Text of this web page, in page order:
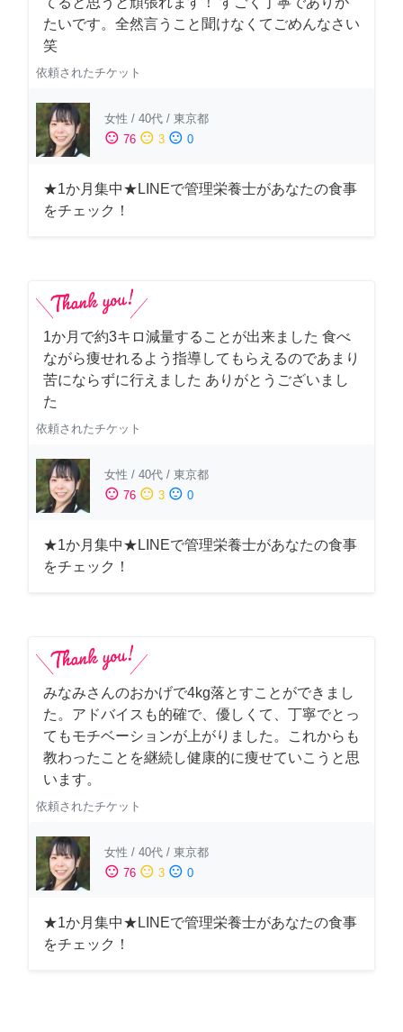
たいです。全然言うこと聞けなくてごめんなさい
笑
依頼されたチケット
女性 / 40代 / 東京都
sentiment_satisfied 76 sentiment_neutral 3 sentiment_dissatisfied 0
★1か月集中★LINEで管理栄養士があなたの食事
をチェック！
1か月で約3キロ減量することが出来ました 食べ
ながら痩せれるよう指導してもらえるのであまり
苦にならずに行えました ありがとうございまし
た
依頼されたチケット
女性 / 40代 / 東京都
sentiment_satisfied 76 sentiment_neutral 3 sentiment_dissatisfied 0
★1か月集中★LINEで管理栄養士があなたの食事
をチェック！
みなみさんのおかげで4kg落とすことができまし
た。アドバイスも的確で、優しくて、丁寧でとっ
てもモチベーションが上がりました。これからも
教わったことを継続し健康的に痩せていこうと思
います。
依頼されたチケット
女性 / 40代 / 東京都
sentiment_satisfied 76 sentiment_neutral 3 sentiment_dissatisfied 0
★1か月集中★LINEで管理栄養士があなたの食事
をチェック！